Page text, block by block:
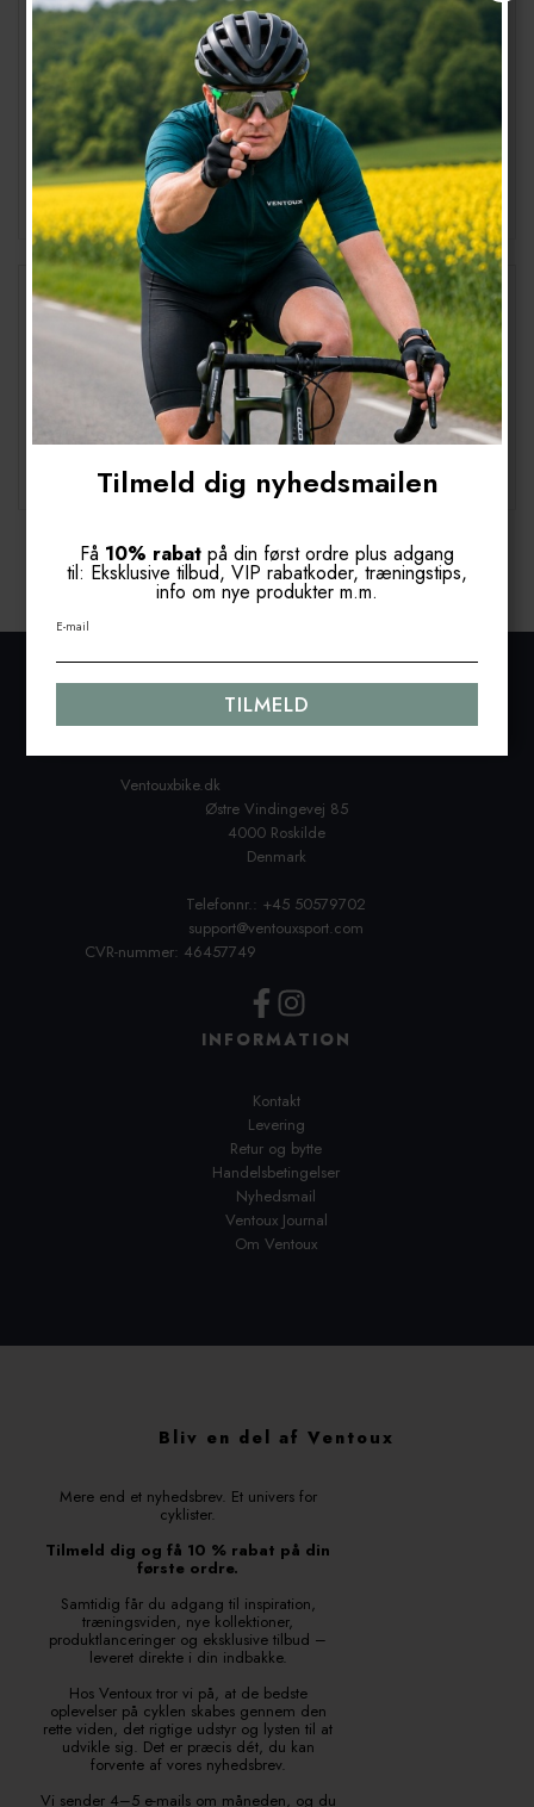
Hvorfor almindeligt sportstøj ikke dur til cykling:
Vigtigheden af en ægte cykelpude
Oprettet d. 08/07 2026 under Beklædning
Kender du det? Du har besluttet dig for at komme i form, hoppet på
jernhesten og rullet afsted i et par gode sportsshorts. Men efter tyve
kilometer begynder det. En snigende, brændende fornemmelse i
sæderegionen, som hurtigt...
Læs mere
Lirens eller Skivet? Slangudtryk du skal kende
under Tour de France
30/06 2026
Hvad betyder det, når en rytter bliver skivet eller træder firkantet?
Eller hvad menes når kommentatorerne råber, at nu skal han op på
den store klinge? Cykelsporten har sit helt eget farverige sprog.
Her...
1 2 3 4 5 6
KONTAKT
Ventouxbike.dk
Østre Vindingevej 85
4000 Roskilde
Denmark
Telefonnr.: +45 50579702
support@ventouxsport.com
CVR-nummer: 46457749
INFORMATION
Kontakt
Levering
Retur og bytte
Handelsbetingelser
Nyhedsmail
Ventoux Journal
Om Ventoux
Bliv en del af Ventoux
Mere end et nyhedsbrev. Et univers for
cyklister.
Tilmeld dig og få 10 % rabat på din
første ordre.
Samtidig får du adgang til inspiration,
træningsviden, nye kollektioner,
produktlanceringer og eksklusive tilbud –
leveret direkte i din indbakke.
Hos Ventoux tror vi på, at de bedste
oplevelser på cyklen skabes gennem den
rette viden, det rigtige udstyr og lysten til at
udvikle sig. Det er præcis dét, du kan
forvente af vores nyhedsbrev.
Vi sender 4–5 e-mails om måneden, og du
Tilmeld dig nyhedsmailen
Få 10% rabat på din først ordre plus adgang
til: Eksklusive tilbud, VIP rabatkoder, træningstips,
info om nye produkter m.m.
E-mail